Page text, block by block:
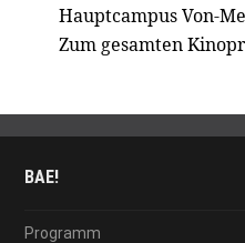
Hauptcampus Von-
Zum gesamten
BAE!
Programm